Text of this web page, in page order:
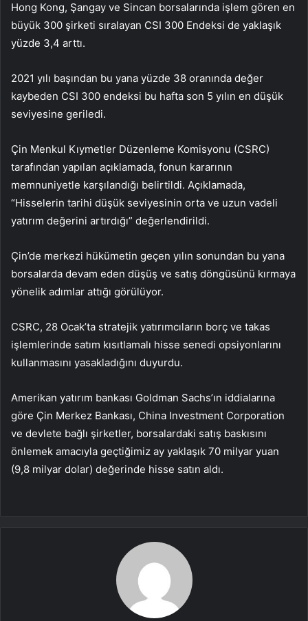
Hong Kong, Şangay ve Sincan borsalarında işlem gören en
büyük 300 şirketi sıralayan CSI 300 Endeksi de yaklaşık
yüzde 3,4 arttı.
2021 yılı başından bu yana yüzde 38 oranında değer
kaybeden CSI 300 endeksi bu hafta son 5 yılın en düşük
seviyesine geriledi.
Çin Menkul Kıymetler Düzenleme Komisyonu (CSRC)
tarafından yapılan açıklamada, fonun kararının
memnuniyetle karşılandığı belirtildi. Açıklamada,
“Hisselerin tarihi düşük seviyesinin orta ve uzun vadeli
yatırım değerini artırdığı” değerlendirildi.
Çin’de merkezi hükümetin geçen yılın sonundan bu yana
borsalarda devam eden düşüş ve satış döngüsünü kırmaya
yönelik adımlar attığı görülüyor.
CSRC, 28 Ocak’ta stratejik yatırımcıların borç ve takas
işlemlerinde satım kısıtlamalı hisse senedi opsiyonlarını
kullanmasını yasakladığını duyurdu.
Amerikan yatırım bankası Goldman Sachs’ın iddialarına
göre Çin Merkez Bankası, China Investment Corporation
ve devlete bağlı şirketler, borsalardaki satış baskısını
önlemek amacıyla geçtiğimiz ay yaklaşık 70 milyar yuan
(9,8 milyar dolar) değerinde hisse satın aldı.